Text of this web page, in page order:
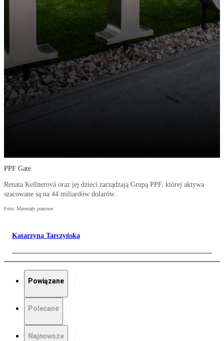
PPF Gate
Renata Kellnerová oraz jej dzieci zarządzają Grupą PPF, której aktywa
szacowane są na 44 miliardów dolarów.
Foto: Materiały prasowe
Katarzyna Tarczyńska
Powiązane
Polecane
Najnowsze